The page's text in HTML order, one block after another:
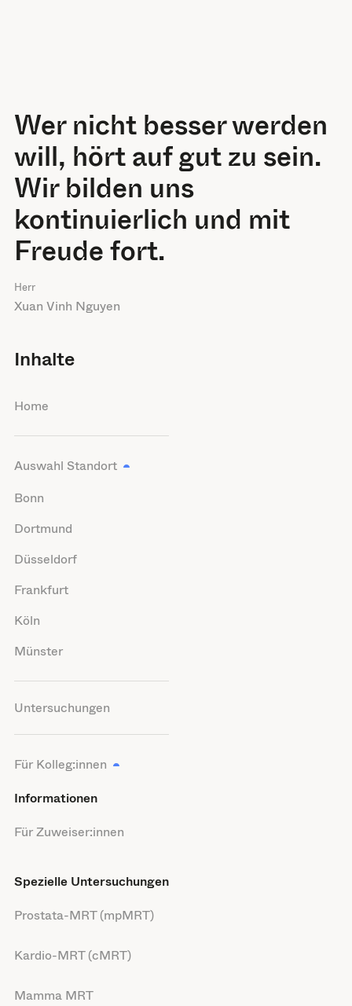
Wer nicht besser werden
will, hört auf gut zu sein.
Wir bilden uns
kontinuierlich und mit
Freude fort.
Herr
Xuan Vinh Nguyen
Inhalte
Home
Auswahl Standort
Bonn
Dortmund
Düsseldorf
Frankfurt
Köln
Münster
Untersuchungen
Für Kolleg:innen
Informationen
Für Zuweiser:innen
Spezielle Untersuchungen
Prostata-MRT (mpMRT)
Kardio-MRT (cMRT)
Mamma MRT